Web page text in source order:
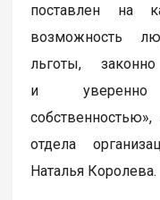
поставлен на
возможность
льготы,
и уверенно
отдела
Наталья Королева.